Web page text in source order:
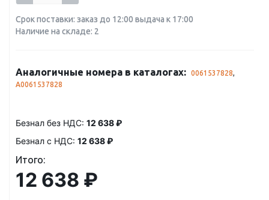
Срок поставки: заказ до 12:00 выдача к 17:00
Наличие на складе: 2
Аналогичные номера в каталогах: 0061537828,
A0061537828
Безнал без НДС: 12 638 ₽
Безнал с НДС: 12 638 ₽
Итого:
12 638 ₽